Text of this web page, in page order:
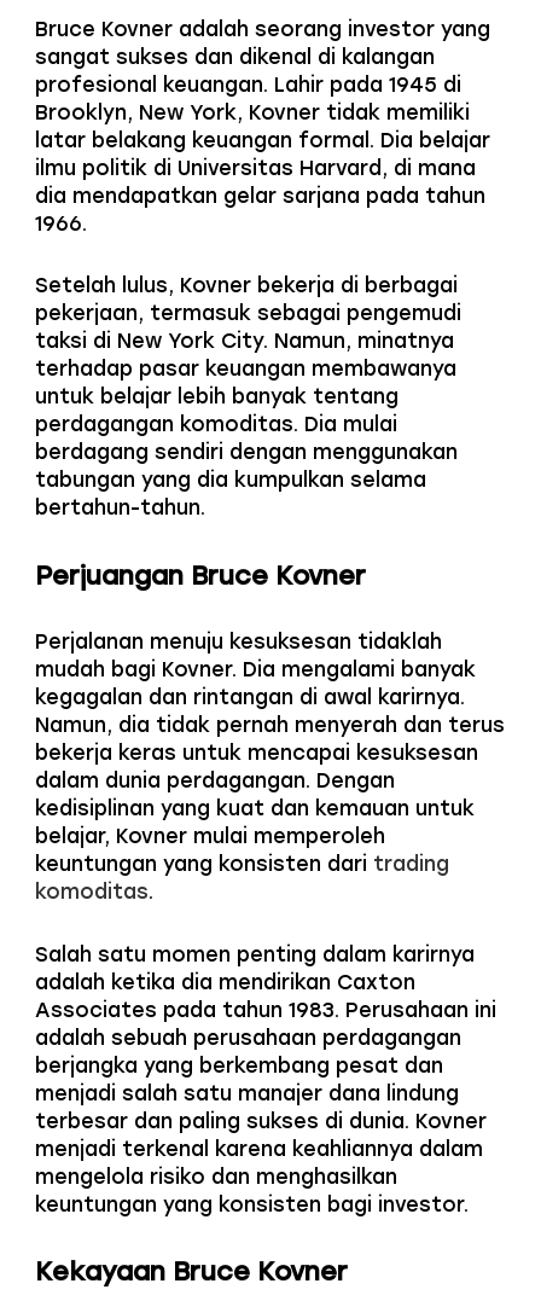
Bruce Kovner adalah seorang investor yang
sangat sukses dan dikenal di kalangan
profesional keuangan. Lahir pada 1945 di
Brooklyn, New York, Kovner tidak memiliki
latar belakang keuangan formal. Dia belajar
ilmu politik di Universitas Harvard, di mana
dia mendapatkan gelar sarjana pada tahun
1966.
Setelah lulus, Kovner bekerja di berbagai
pekerjaan, termasuk sebagai pengemudi
taksi di New York City. Namun, minatnya
terhadap pasar keuangan membawanya
untuk belajar lebih banyak tentang
perdagangan komoditas. Dia mulai
berdagang sendiri dengan menggunakan
tabungan yang dia kumpulkan selama
bertahun-tahun.
Perjuangan Bruce Kovner
Perjalanan menuju kesuksesan tidaklah
mudah bagi Kovner. Dia mengalami banyak
kegagalan dan rintangan di awal karirnya.
Namun, dia tidak pernah menyerah dan terus
bekerja keras untuk mencapai kesuksesan
dalam dunia perdagangan. Dengan
kedisiplinan yang kuat dan kemauan untuk
belajar, Kovner mulai memperoleh
keuntungan yang konsisten dari trading
komoditas.
Salah satu momen penting dalam karirnya
adalah ketika dia mendirikan Caxton
Associates pada tahun 1983. Perusahaan ini
adalah sebuah perusahaan perdagangan
berjangka yang berkembang pesat dan
menjadi salah satu manajer dana lindung
terbesar dan paling sukses di dunia. Kovner
menjadi terkenal karena keahliannya dalam
mengelola risiko dan menghasilkan
keuntungan yang konsisten bagi investor.
Kekayaan Bruce Kovner